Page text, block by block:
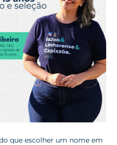
que escolher um nome em